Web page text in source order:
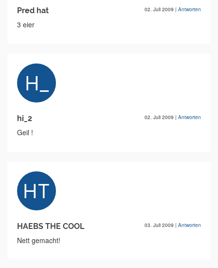
Pred hat 02. Juli 2009 | Antworten
3 eier
hi_2 02. Juli 2009 | Antworten
Geil !
HAEBS THE COOL 03. Juli 2009 | Antworten
Nett gemacht!